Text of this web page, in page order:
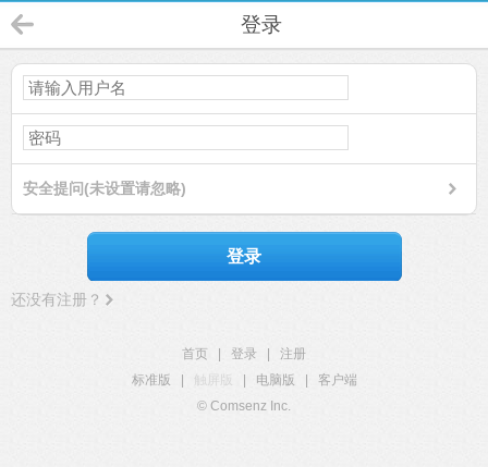
登录
安全提问(未设置请忽略)
登录
还没有注册？
首页 登录
注册
标准版
触屏版 电脑版
客户端
© Comsenz Inc.